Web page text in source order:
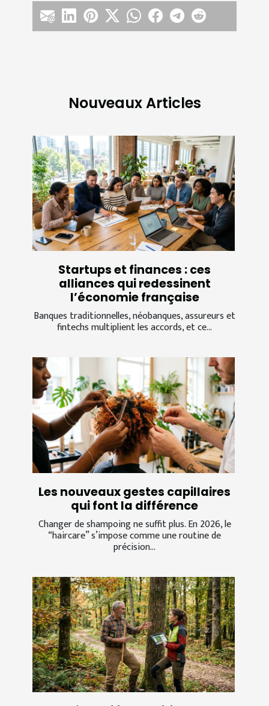
Nouveaux Articles
Startups et finances : ces
alliances qui redessinent
l’économie française
Banques traditionnelles, néobanques, assureurs et
fintechs multiplient les accords, et ce...
Les nouveaux gestes capillaires
qui font la différence
Changer de shampoing ne suffit plus. En 2026, le
“haircare” s’impose comme une routine de
précision...